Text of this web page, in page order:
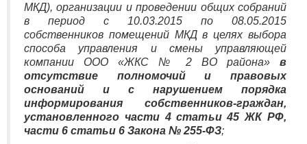
МКД), организации и проведении общих собраний
в период с 10.03.2015 по 08.05.2015
собственников помещений МКД в целях выбора
способа управления и смены управляющей
компании ООО «ЖКС № 2 ВО района» в
отсутствие полномочий и правовых
оснований и с нарушением порядка
информирования собственников-граждан,
установленного части 4 статьи 45 ЖК РФ,
части 6 статьи 6 Закона № 255-ФЗ;